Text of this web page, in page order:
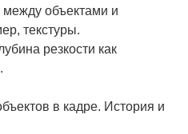
между объектами и
текстуры.
резкости как
в кадре. История и